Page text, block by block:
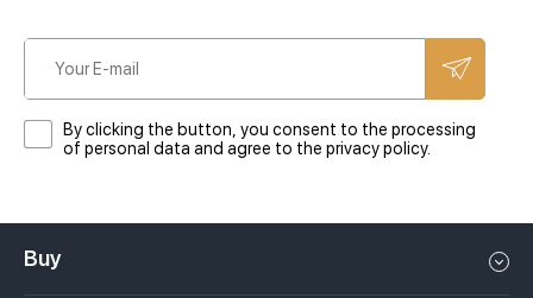
By clicking the button, you consent to the processing
of personal data and agree to the privacy policy.
Buy